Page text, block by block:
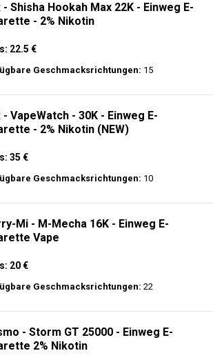
- Shisha Hookah Max 22K - Einweg E-
- 2% Nikotin
22.5 €
Geschmacksrichtungen: 15
- VapeWatch - 30K - Einweg E-
- 2% Nikotin (NEW)
35 €
Geschmacksrichtungen: 10
Mi - M-Mecha 16K - Einweg E-
Vape
20 €
Geschmacksrichtungen: 22
- Storm GT 25000 - Einweg E-
2% Nikotin